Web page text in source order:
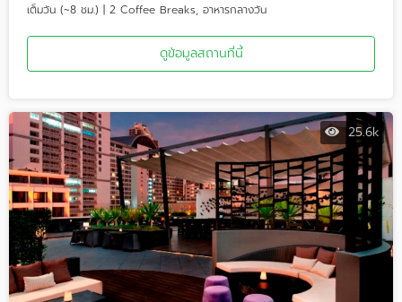
เต็มวัน (~8 ชม.) | 2 Coffee Breaks, อาหารกลางวัน
ดูข้อมูลสถานที่นี้
25.6k